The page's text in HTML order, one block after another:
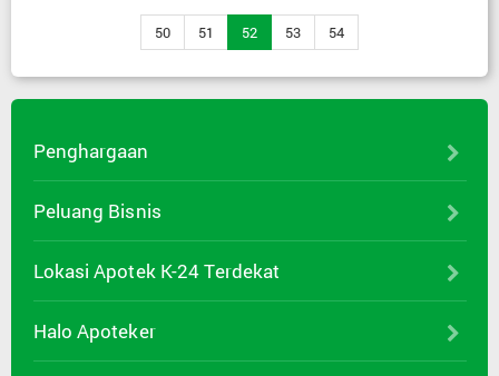
50 51 52 53 54
Penghargaan
Peluang Bisnis
Lokasi Apotek K-24 Terdekat
Halo Apoteker